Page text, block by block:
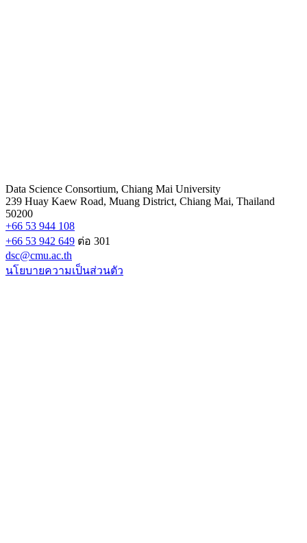
Data Science Consortium, Chiang Mai University
239 Huay Kaew Road, Muang District, Chiang Mai, Thailand
50200
+66 53 944 108
+66 53 942 649 ต่อ 301
dsc@cmu.ac.th
นโยบายความเป็นส่วนตัว